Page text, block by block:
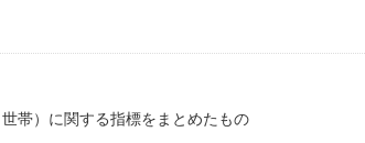
帯）に関する指標をまとめたもの